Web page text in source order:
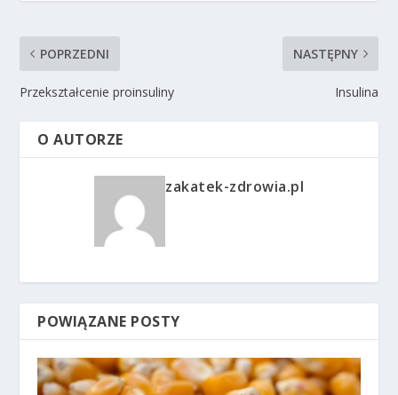
POPRZEDNI
Przekształcenie proinsuliny
NASTĘPNY
Insulina
O AUTORZE
zakatek-zdrowia.pl
POWIĄZANE POSTY